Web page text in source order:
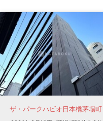
ザ・パークハビオ日本橋茅場町